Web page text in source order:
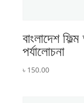
বাংলাদেশ
পর্যালোচনা
৳ 150.00